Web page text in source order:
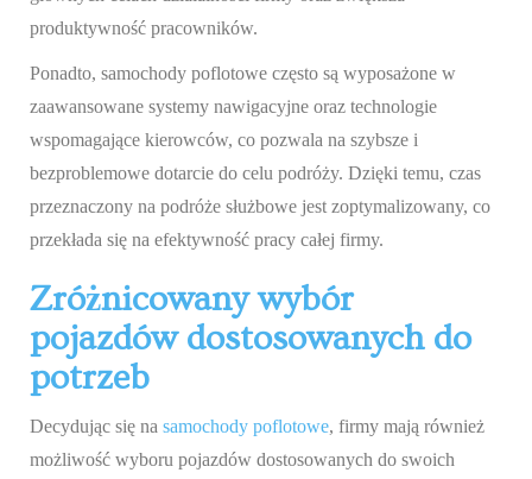
produktywność pracowników.
Ponadto, samochody poflotowe często są wyposażone w
zaawansowane systemy nawigacyjne oraz technologie
wspomagające kierowców, co pozwala na szybsze i
bezproblemowe dotarcie do celu podróży. Dzięki temu, czas
przeznaczony na podróże służbowe jest zoptymalizowany, co
przekłada się na efektywność pracy całej firmy.
Zróżnicowany wybór
pojazdów dostosowanych do
potrzeb
Decydując się na samochody poflotowe, firmy mają również
możliwość wyboru pojazdów dostosowanych do swoich